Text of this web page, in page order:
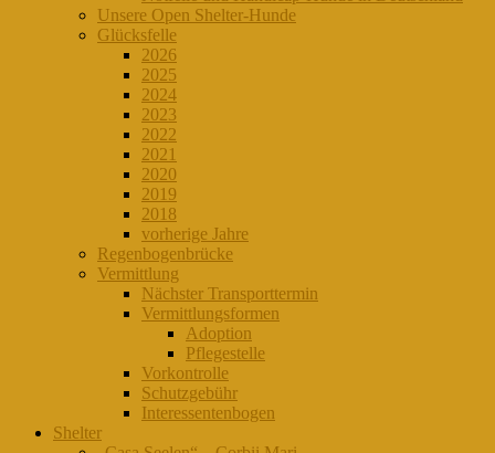
Unsere Open Shelter-Hunde
Glücksfelle
2026
2025
2024
2023
2022
2021
2020
2019
2018
vorherige Jahre
Regenbogenbrücke
Vermittlung
Nächster Transporttermin
Vermittlungsformen
Adoption
Pflegestelle
Vorkontrolle
Schutzgebühr
Interessentenbogen
Shelter